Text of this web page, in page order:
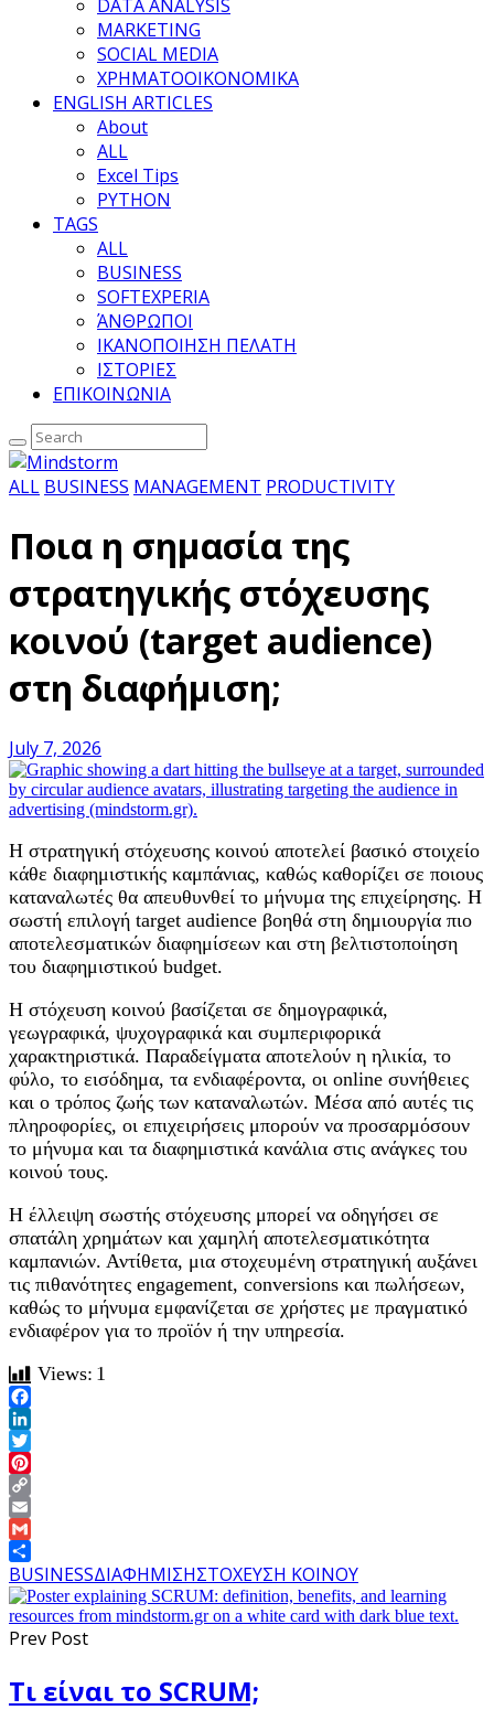
DATA ANALYSIS
MARKETING
SOCIAL MEDIA
ΧΡΗΜΑΤΟΟΙΚΟΝΟΜΙΚΑ
ENGLISH ARTICLES
About
ALL
Excel Tips
PYTHON
TAGS
ALL
BUSINESS
SOFTEXPERIA
ΆΝΘΡΩΠΟΙ
ΙΚΑΝΟΠΟΙΗΣΗ ΠΕΛΑΤΗ
ΙΣΤΟΡΙΕΣ
ΕΠΙΚΟΙΝΩΝΙΑ
ALL BUSINESS MANAGEMENT PRODUCTIVITY
Ποια η σημασία της
στρατηγικής στόχευσης
κοινού (target audience)
στη διαφήμιση;
July 7, 2026
Η στρατηγική στόχευσης κοινού αποτελεί βασικό στοιχείο
κάθε διαφημιστικής καμπάνιας, καθώς καθορίζει σε ποιους
καταναλωτές θα απευθυνθεί το μήνυμα της επιχείρησης. Η
σωστή επιλογή target audience βοηθά στη δημιουργία πιο
αποτελεσματικών διαφημίσεων και στη βελτιστοποίηση
του διαφημιστικού budget.
Η στόχευση κοινού βασίζεται σε δημογραφικά,
γεωγραφικά, ψυχογραφικά και συμπεριφορικά
χαρακτηριστικά. Παραδείγματα αποτελούν η ηλικία, το
φύλο, το εισόδημα, τα ενδιαφέροντα, οι online συνήθειες
και ο τρόπος ζωής των καταναλωτών. Μέσα από αυτές τις
πληροφορίες, οι επιχειρήσεις μπορούν να προσαρμόσουν
το μήνυμα και τα διαφημιστικά κανάλια στις ανάγκες του
κοινού τους.
Η έλλειψη σωστής στόχευσης μπορεί να οδηγήσει σε
σπατάλη χρημάτων και χαμηλή αποτελεσματικότητα
καμπανιών. Αντίθετα, μια στοχευμένη στρατηγική αυξάνει
τις πιθανότητες engagement, conversions και πωλήσεων,
καθώς το μήνυμα εμφανίζεται σε χρήστες με πραγματικό
ενδιαφέρον για το προϊόν ή την υπηρεσία.
Views: 1
Facebook
LinkedIn
Twitter
Pinterest
Copy
Link
Email
Gmail
Share
BUSINESSΔΙΑΦΗΜΙΣΗΣΤΟΧΕΥΣΗ ΚΟΙΝΟΥ
Prev Post
Τι είναι το SCRUM;